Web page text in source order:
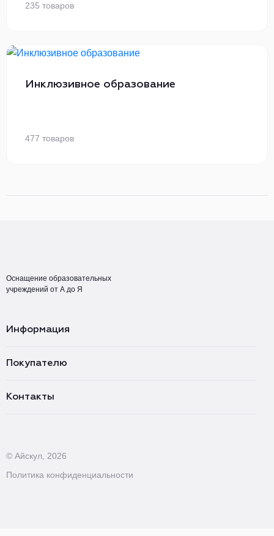
235 товаров
Инклюзивное образование
477 товаров
Оснащение образовательных
учреждений от А до Я
Информация
Покупателю
Контакты
© Айскул, 2026
Политика конфиденциальности